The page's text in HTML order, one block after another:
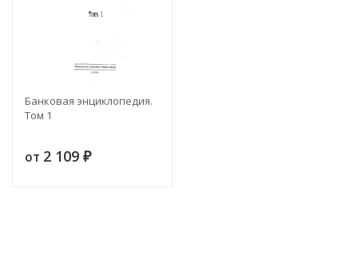
Банковая энциклопедия.
Том 1
от 2 109 ₽